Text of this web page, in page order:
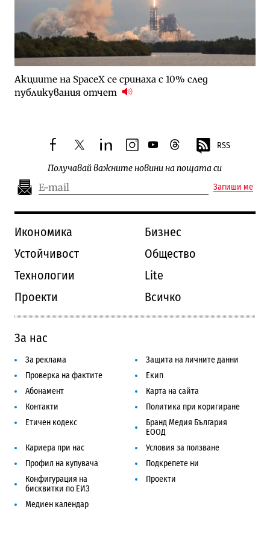
Акциите на SpaceX се сринаха с 10% след
публикувания отчет
facebooktwitterlinkedininstagram
youtubethreads RSS
Получавай важните новини на пощата си
Запиши ме
Икономика
Бизнес
Устойчивост
Общество
Технологии
Lite
Проекти
Всичко
За нас
За реклама
Защита на личните данни
Проверка на фактите
Екип
Абонамент
Карта на сайта
Контакти
Политика при коригиране
Етичен кодекс
Бранд Медия България
ЕООД
Кариера при нас
Условия за ползване
Профил на купувача
Подкрепете ни
Конфигурация на
бисквитки по ЕИЗ
Проекти
Медиен календар